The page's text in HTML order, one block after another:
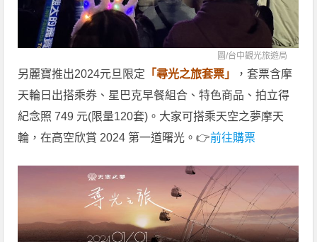
圖/台中觀光旅遊局
另麗寶推出2024元旦限定 「尋光之旅套票」
，套票含摩
天輪日出搭乘券、星巴克早餐組合、特色商品、拍立得
紀念照 749 元(限量120套)。大家可搭乘天空之夢摩天
輪，在高空欣賞 2024 第一道曙光。👉前往購票